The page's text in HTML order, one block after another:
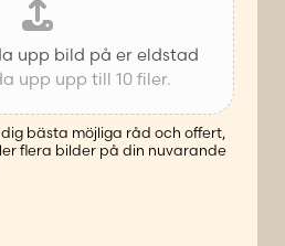
upp bild på er eldstad
upp upp till 10 filer.
bästa möjliga råd och offert,
flera bilder på din nuvarande